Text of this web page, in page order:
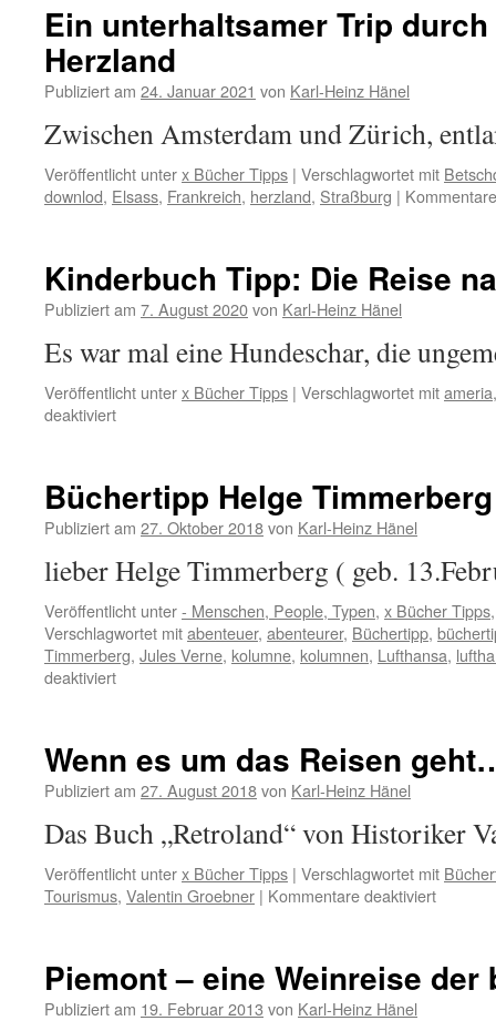
Ein unterhaltsamer Trip
Herzland
Publiziert am 24. Januar 2021 von Karl-Heinz Hänel
Zwischen Amsterdam und Zürich,
Veröffentlicht unterx Bücher Tipps | Verschlagwortet mit
downlod, Elsass, Frankreich, herzland, Straßburg |
Kinderbuch Tipp: Die Reise
Publiziert am 7. August 2020von Karl-Heinz Hänel
Es war mal eine Hundeschar, die
Veröffentlicht unterx Bücher Tipps | Verschlagwortet mitameria
deaktiviertfür
Reise
nach
Büchertipp Helge Timmerberg
Publiziert am 27. Oktober 2018von Karl-Heinz Hänel
lieber Helge Timmerberg ( geb.
Veröffentlicht unter- Menschen, People, Typen, x Bücher Tipps
Verschlagwortet mitabenteuer, abenteurer, Büchertipp,
Timmerberg, Jules Verne, kolumne, kolumnen, Lufthansa,
deaktiviertfür
Wenn es um das Reisen
Publiziert am 27. August 2018von Karl-Heinz Hänel
Das Buch „Retroland“ von Historiker
Veröffentlicht unterx Bücher Tipps | Verschlagwortet mit
Tourismus, Valentin Groebner | Kommentare deaktiviertfür
das
Piemont – eine Weinreise
Publiziert am 19. Februar 2013 von Karl-Heinz Hänel